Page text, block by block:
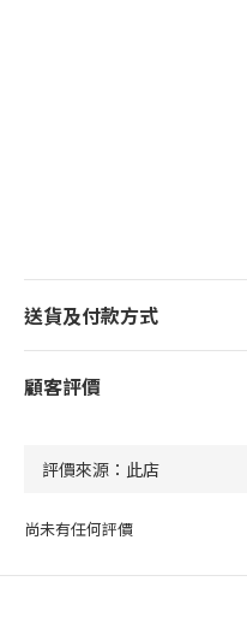
送貨及付款方式
顧客評價
尚未有任何評價